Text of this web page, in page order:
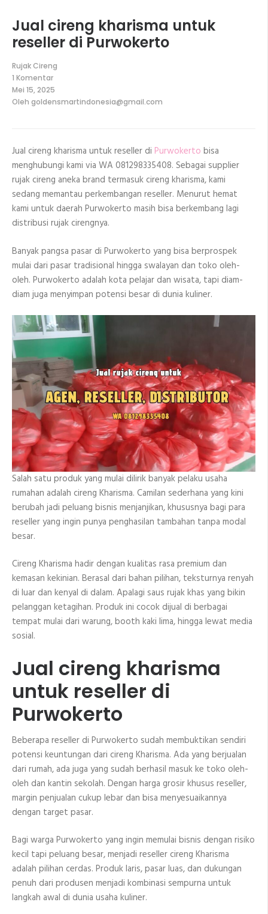
Jual cireng kharisma untuk
reseller di Purwokerto
Rujak Cireng
1 Komentar
pada
Jual
cireng
Purwokerto
Mei 15, 2025
Oleh goldensmartindonesia@gmail.com
Jual cireng kharisma untuk reseller di Purwokerto bisa
menghubungi kami via WA 081298335408. Sebagai supplier
rujak cireng aneka brand termasuk cireng kharisma, kami
sedang memantau perkembangan reseller. Menurut hemat
kami untuk daerah Purwokerto masih bisa berkembang lagi
distribusi rujak cirengnya.
Banyak pangsa pasar di Purwokerto yang bisa berprospek
mulai dari pasar tradisional hingga swalayan dan toko oleh-
oleh. Purwokerto adalah kota pelajar dan wisata, tapi diam-
diam juga menyimpan potensi besar di dunia kuliner.
Salah satu produk yang mulai dilirik banyak pelaku usaha
rumahan adalah cireng Kharisma. Camilan sederhana yang kini
berubah jadi peluang bisnis menjanjikan, khususnya bagi para
reseller yang ingin punya penghasilan tambahan tanpa modal
besar.
Cireng Kharisma hadir dengan kualitas rasa premium dan
kemasan kekinian. Berasal dari bahan pilihan, teksturnya renyah
di luar dan kenyal di dalam. Apalagi saus rujak khas yang bikin
pelanggan ketagihan. Produk ini cocok dijual di berbagai
tempat mulai dari warung, booth kaki lima, hingga lewat media
sosial.
Jual cireng kharisma
untuk reseller di
Purwokerto
Beberapa reseller di Purwokerto sudah membuktikan sendiri
potensi keuntungan dari cireng Kharisma. Ada yang berjualan
dari rumah, ada juga yang sudah berhasil masuk ke toko oleh-
oleh dan kantin sekolah. Dengan harga grosir khusus reseller,
margin penjualan cukup lebar dan bisa menyesuaikannya
dengan target pasar.
Bagi warga Purwokerto yang ingin memulai bisnis dengan risiko
kecil tapi peluang besar, menjadi reseller cireng Kharisma
adalah pilihan cerdas. Produk laris, pasar luas, dan dukungan
penuh dari produsen menjadi kombinasi sempurna untuk
langkah awal di dunia usaha kuliner.